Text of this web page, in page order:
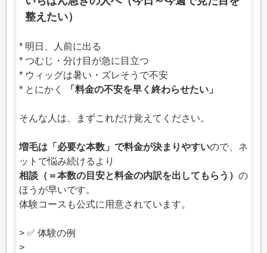
整えたい）
* 明日、人前に出る
* つむじ・分け目が急に目立つ
* ウィッグは暑い・ズレそうで不安
* とにかく
「料金の不安を早く終わらせたい」
そんな人は、まずこれだけ覚えてください。
増毛は「必要な本数」で料金が決まりやすいので、ネ
ットで悩み続けるより
相談（＝本数の目安と料金の内訳を出してもらう） の
ほうが早いです。
体験コースも公式に用意されています。
> ✅ 体験の例
>